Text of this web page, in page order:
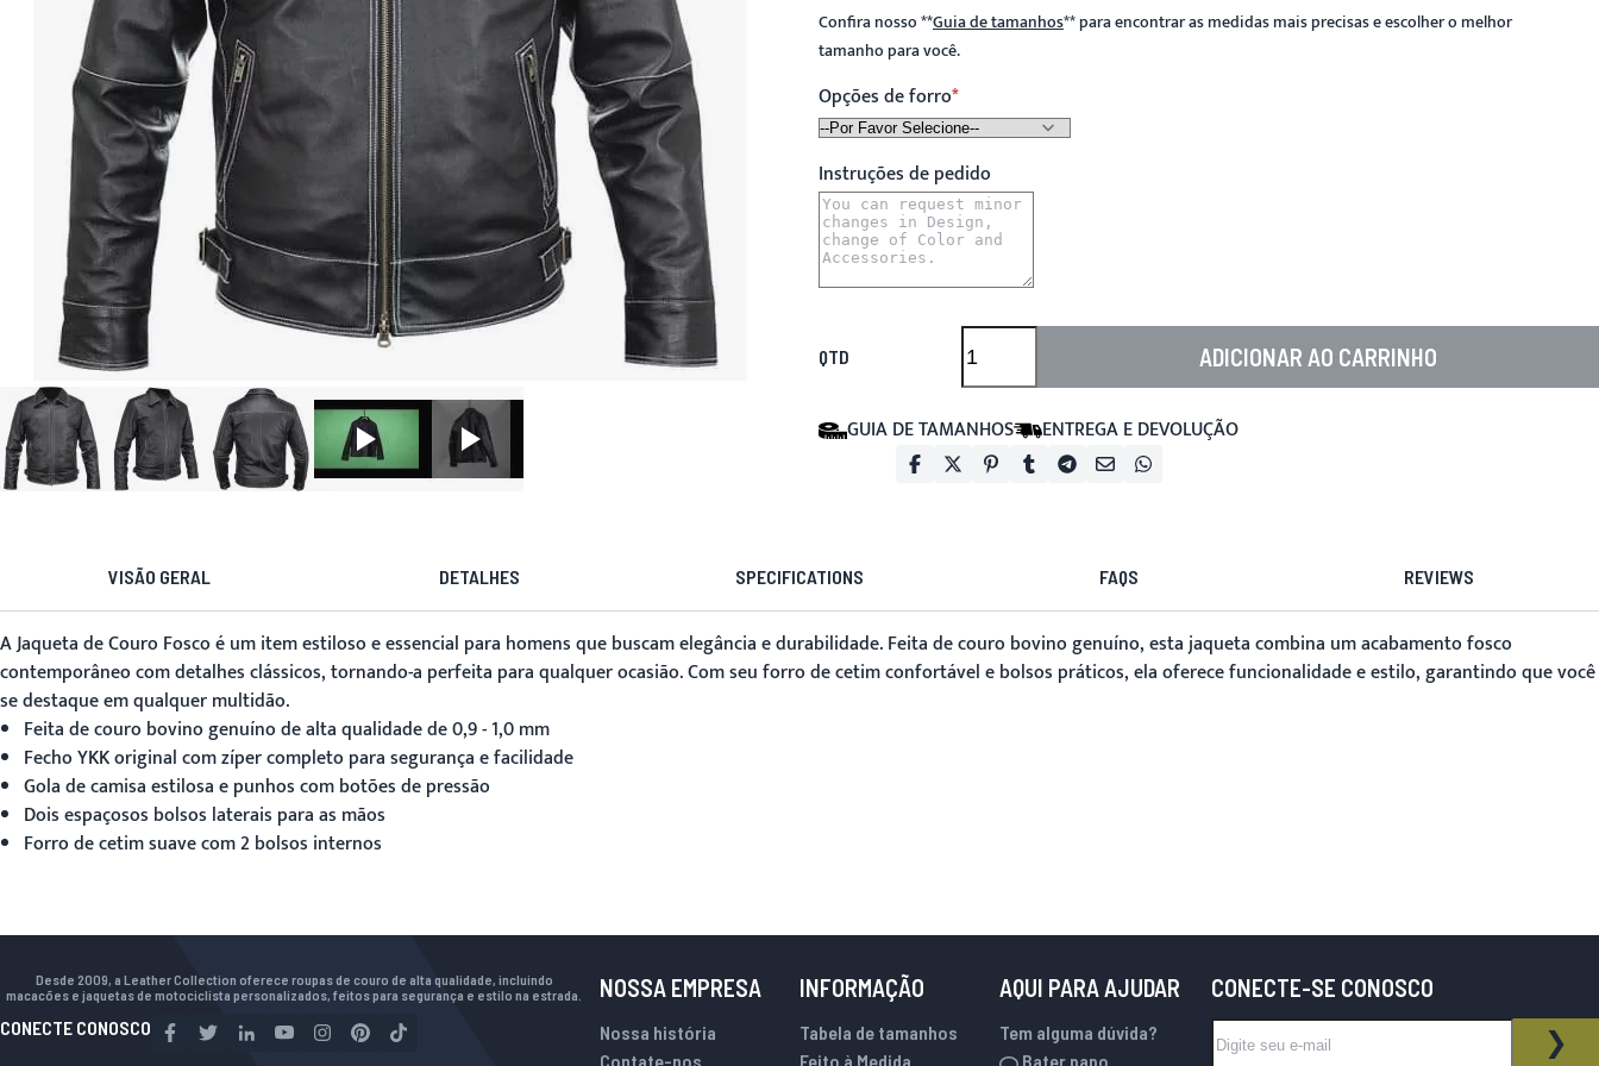
Confira nosso**Guia de tamanhos**para encontrar as medidas mais precisas e escolher o melhor
tamanho para você.
Opções de forro
Instruções de pedido
QTD ADICIONAR AO CARRINHO
GUIA DE TAMANHOS ENTREGA E DEVOLUÇÃO
VISÃO GERAL DETALHES SPECIFICATIONS FAQS REVIEWS
AJaqueta de Couro Foscoé um item estiloso e essencial para homens que buscam elegância e durabilidade. Feita de couro bovino genuíno, esta jaqueta combina um acabamento fosco
contemporâneo com detalhes clássicos, tornando-a perfeita para qualquer ocasião. Com seu forro de cetim confortável e bolsos práticos, ela oferece funcionalidade e estilo, garantindo que você
se destaque em qualquer multidão.
Feita de couro bovino genuíno de alta qualidade de 0,9 - 1,0 mm
Fecho YKK original com zíper completo para segurança e facilidade
Gola de camisa estilosa e punhos com botões de pressão
Dois espaçosos bolsos laterais para as mãos
Forro de cetim suave com 2 bolsos internos
Desde 2009, a Leather Collection oferece roupas de couro de alta qualidade, incluindo
macacões e jaquetas de motociclista personalizados, feitos para segurança e estilo na estrada.
CONECTE CONOSCO
NOSSA EMPRESA
Nossa história
Contate-nos
INFORMAÇÃO
Tabela de tamanhos
Feito à Medida
AQUI PARA AJUDAR
Tem alguma dúvida?
Bater papo
CONECTE-SE CONOSCO
BOLETIM INFORMATIVO